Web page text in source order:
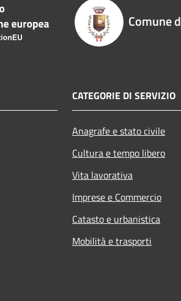
Comune
CATEGORIE DI SERVIZIO
Anagrafe e stato civile
Cultura e tempo libero
Vita lavorativa
Imprese e Commercio
Catasto e urbanistica
Mobilità e trasporti